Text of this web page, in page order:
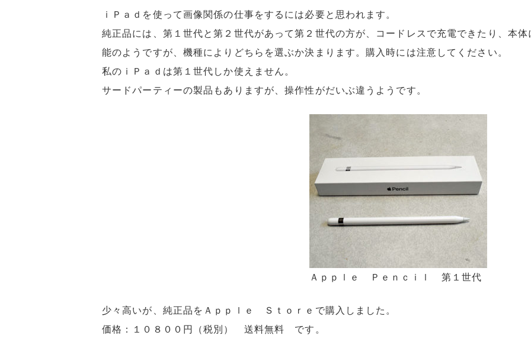
ｉＰａｄを使って画像関係の仕事をするには必要と思われます。
純正品には、第１世代と第２世代があって第２世代の方が、コードレスで充電できたり、本
能のようですが、機種によりどちらを選ぶか決まります。購入時には注意してください。
私のｉＰａｄは第１世代しか使えません。
サードパーティーの製品もありますが、操作性がだいぶ違うようです。
Ａｐｐｌｅ Ｐｅｎｃｉｌ 第１世代
少々高いが、純正品をＡｐｐｌｅ Ｓｔｏｒｅで購入しました。
価格：１０８００円（税別） 送料無料 です。